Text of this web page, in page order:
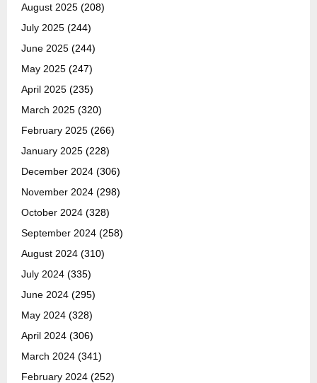
August 2025 (208)
July 2025 (244)
June 2025 (244)
May 2025 (247)
April 2025 (235)
March 2025 (320)
February 2025 (266)
January 2025 (228)
December 2024 (306)
November 2024 (298)
October 2024 (328)
September 2024 (258)
August 2024 (310)
July 2024 (335)
June 2024 (295)
May 2024 (328)
April 2024 (306)
March 2024 (341)
February 2024 (252)